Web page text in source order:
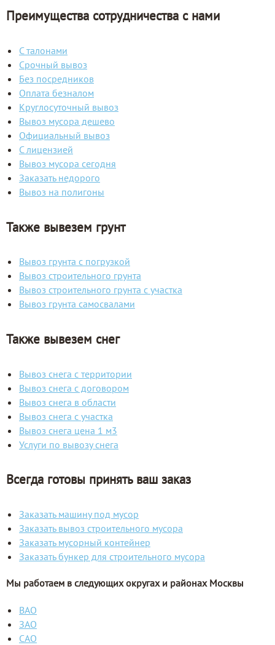
Преимущества сотрудничества с нами
С талонами
Срочный вывоз
Без посредников
Оплата безналом
Круглосуточный вывоз
Вывоз мусора дешево
Официальный вывоз
С лицензией
Вывоз мусора сегодня
Заказать недорого
Вывоз на полигоны
Также вывезем грунт
Вывоз грунта с погрузкой
Вывоз строительного грунта
Вывоз строительного грунта с участка
Вывоз грунта самосвалами
Также вывезем снег
Вывоз снега с территории
Вывоз снега с договором
Вывоз снега в области
Вывоз снега с участка
Вывоз снега цена 1 м3
Услуги по вывозу снега
Всегда готовы принять ваш заказ
Заказать машину под мусор
Заказать вывоз строительного мусора
Заказать мусорный контейнер
Заказать бункер для строительного мусора
Мы работаем в следующих округах и районах Москвы
ВАО
ЗАО
САО